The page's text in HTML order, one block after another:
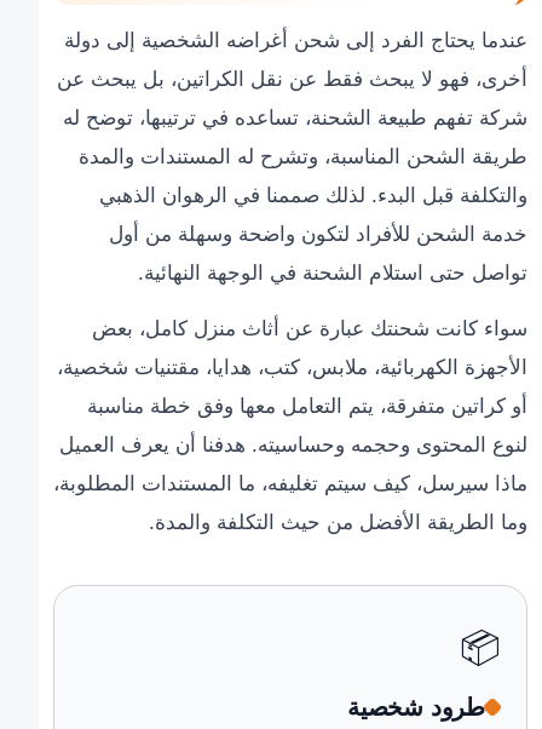
عندما يحتاج الفرد إلى شحن أغراضه الشخصية إلى دولة
أخرى، فهو لا يبحث فقط عن نقل الكراتين، بل يبحث عن
شركة تفهم طبيعة الشحنة، تساعده في ترتيبها، توضح له
طريقة الشحن المناسبة، وتشرح له المستندات والمدة
والتكلفة قبل البدء. لذلك صممنا في الرهوان الذهبي
خدمة الشحن للأفراد لتكون واضحة وسهلة من أول
تواصل حتى استلام الشحنة في الوجهة النهائية.
سواء كانت شحنتك عبارة عن أثاث منزل كامل، بعض
الأجهزة الكهربائية، ملابس، كتب، هدايا، مقتنيات شخصية،
أو كراتين متفرقة، يتم التعامل معها وفق خطة مناسبة
لنوع المحتوى وحجمه وحساسيته. هدفنا أن يعرف العميل
ماذا سيرسل، كيف سيتم تغليفه، ما المستندات المطلوبة،
وما الطريقة الأفضل من حيث التكلفة والمدة.
📦
طرود شخصية